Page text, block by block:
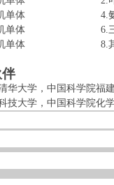
有机单体 4.氨基
有机单体 6.三叠
有机单体 8.其他
华大学，中国科学院福
技大学，中国科学院化